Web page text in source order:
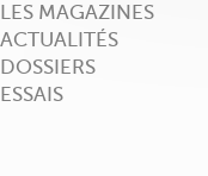
LES MAGAZINES
ACTUALITÉS
DOSSIERS
ESSAIS